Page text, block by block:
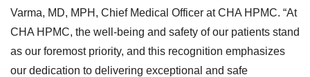
Varma, MD, MPH, Chief Medical Officer at CHA HPMC. “At
CHA HPMC, the well-being and safety of our patients stand
as our foremost priority, and this recognition emphasizes
our dedication to delivering exceptional and safe